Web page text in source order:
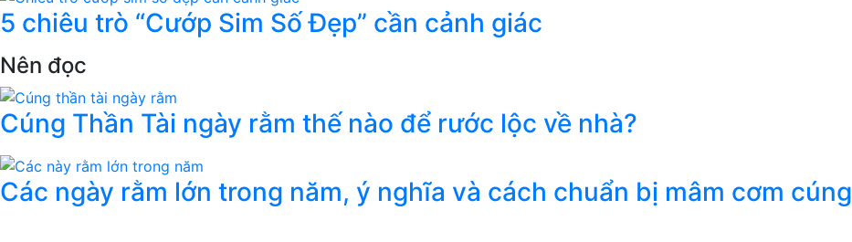
5 chiêu trò “Cướp Sim Số Đẹp” cần cảnh giác
Nên đọc
Cúng Thần Tài ngày rằm thế nào để rước lộc về nhà?
Các ngày rằm lớn trong năm, ý nghĩa và cách chuẩn bị mâm cơm cúng